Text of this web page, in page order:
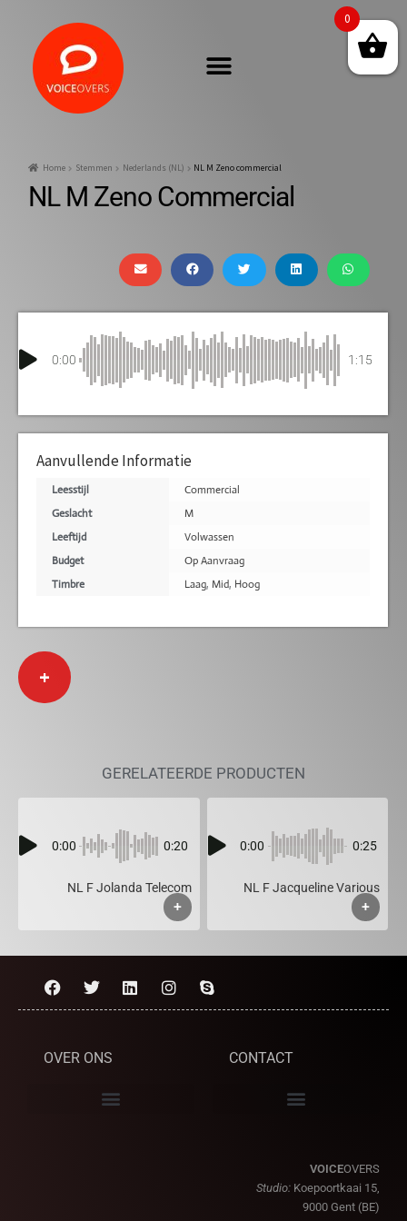
Home Stemmen Nederlands (NL) NL M Zeno commercial
NL M Zeno Commercial
0:00 1:15
Aanvullende Informatie
Leesstijl
Commercial
Geslacht
M
Leeftijd
Volwassen
Budget
Op Aanvraag
Timbre
Laag, Mid, Hoog
+
GERELATEERDE PRODUCTEN
0:00 0:20
NL F Jolanda Telecom
+
0:00 0:25
NL F Jacqueline Various
+
OVER ONS CONTACT
VOICEOVERS
Studio: Koepoortkaai 15,
9000 Gent (BE)
0